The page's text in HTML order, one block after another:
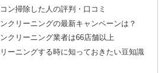
ン掃除した人の評判・口コミ
クリーニングの最新キャンペーンは？
クリーニング業者は66店舗以上
ーニングする時に知っておきたい豆知識